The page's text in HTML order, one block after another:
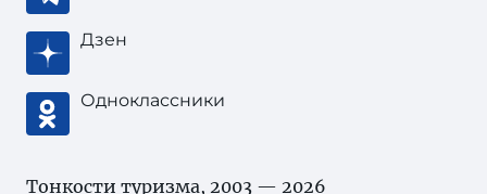
Дзен
Одноклассники
Тонкости туризма, 2003 — 2026